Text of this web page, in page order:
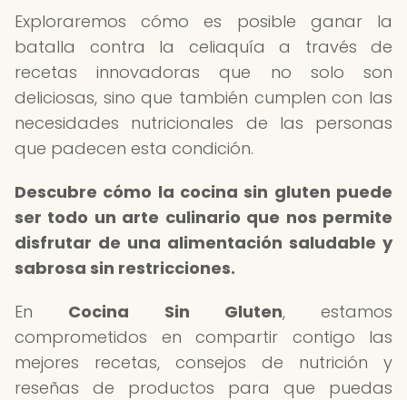
Exploraremos cómo es posible ganar la
batalla contra la celiaquía a través de
recetas innovadoras que no solo son
deliciosas, sino que también cumplen con las
necesidades nutricionales de las personas
que padecen esta condición.
Descubre cómo la cocina sin gluten puede
ser todo un arte culinario que nos permite
disfrutar de una alimentación saludable y
sabrosa sin restricciones.
En Cocina Sin Gluten, estamos
comprometidos en compartir contigo las
mejores recetas, consejos de nutrición y
reseñas de productos para que puedas